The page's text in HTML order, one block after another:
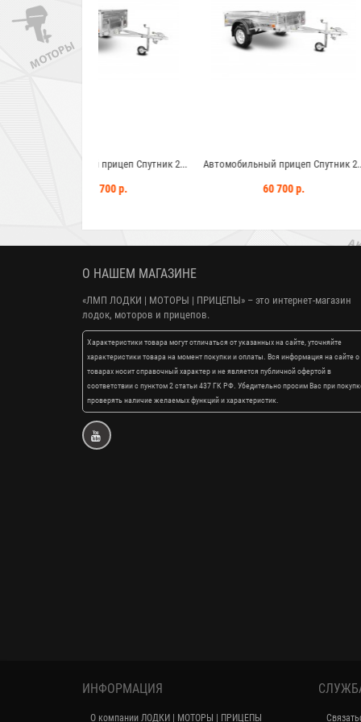
Автомобильный прицеп Спутник 2... Лодочный мотор
О НАШЕМ МАГАЗИНЕ
«ЛМП ЛОДКИ | МОТОРЫ | ПРИЦЕПЫ» – это интернет-магазин
лодок, моторов и прицепов.
Характеристики товара могут отличаться от указанных на сайте, уточняйте
характеристики товара на момент покупки и оплаты. Вся информация на сайте о
товарах носит справочный характер и не является публичной офертой в
соответствии с пунктом 2 статьи 437 ГК РФ. Убедительно просим Вас при
проверять наличие желаемых функций и характеристик.
ИНФОРМАЦИЯ
О компании ЛОДКИ | МОТОРЫ | ПРИЦЕПЫ